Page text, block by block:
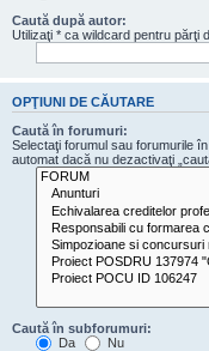
Caută după autor:
Utilizaţi * ca wildcard pentru părţi
OPŢIUNI DE CĂUTARE
Caută în forumuri:
Selectaţi forumul sau forumurile
automat dacă nu dezactivaţi
Caută în subforumuri:
Da
Nu